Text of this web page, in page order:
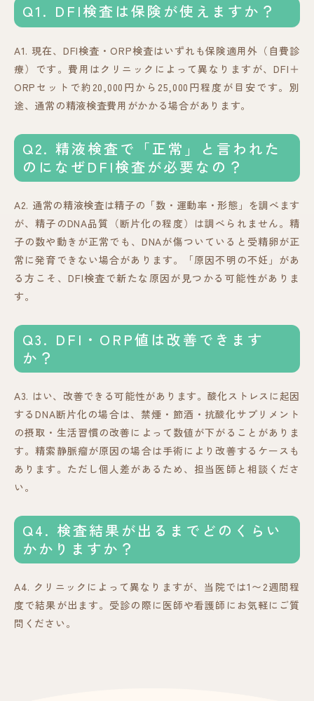
Q1. DFI検査は保険が使えますか？
A1. 現在、DFI検査・ORP検査はいずれも保険適用外（自費診
療）です。費用はクリニックによって異なりますが、DFI＋
ORPセットで約20,000円から25,000円程度が目安です。別
途、通常の精液検査費用がかかる場合があります。
Q2. 精液検査で「正常」と言われた
のになぜDFI検査が必要なの？
A2. 通常の精液検査は精子の「数・運動率・形態」を調べます
が、精子のDNA品質（断片化の程度）は調べられません。精
子の数や動きが正常でも、DNAが傷ついていると受精卵が正
常に発育できない場合があります。「原因不明の不妊」があ
る方こそ、DFI検査で新たな原因が見つかる可能性がありま
す。
Q3. DFI・ORP値は改善できます
か？
A3. はい、改善できる可能性があります。酸化ストレスに起因
するDNA断片化の場合は、禁煙・節酒・抗酸化サプリメント
の摂取・生活習慣の改善によって数値が下がることがありま
す。精索静脈瘤が原因の場合は手術により改善するケースも
あります。ただし個人差があるため、担当医師と相談くださ
い。
Q4. 検査結果が出るまでどのくらい
かかりますか？
A4. クリニックによって異なりますが、当院では1〜2週間程
度で結果が出ます。受診の際に医師や看護師にお気軽にご質
問ください。